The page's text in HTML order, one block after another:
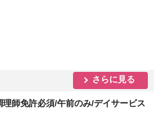
さらに見る
理師免許必須/午前のみ/デイサービス